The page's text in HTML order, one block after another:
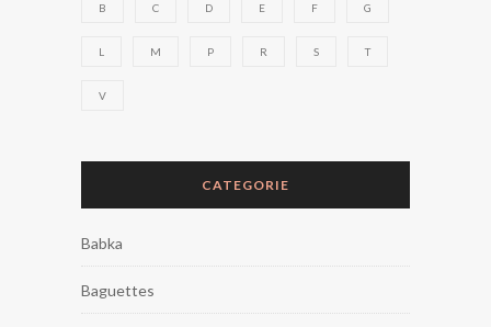
B C D E F G
L M P R S T
V
CATEGORIE
Babka
Baguettes